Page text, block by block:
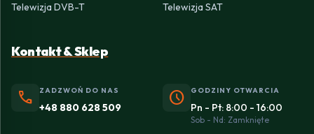
Telewizja DVB-T
Telewizja SAT
Kontakt & Sklep
phone ZADZWOŃ DO NAS
+48 880 628 509 schedule GODZINY OTWARCIA
Pn - Pt: 8:00 - 16:00
Sob - Nd: Zamknięte